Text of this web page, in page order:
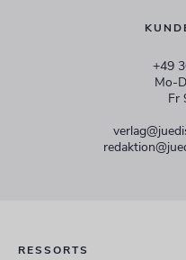
+49
Mo-
Fr
RESSORTS